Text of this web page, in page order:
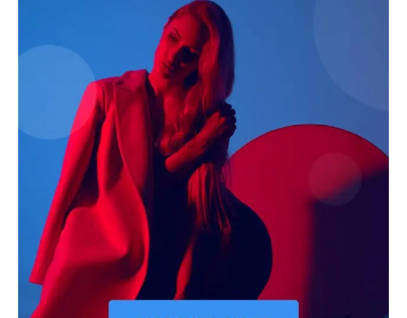
AIN NEWS 1
Contact Us
About Us
Privacy Policy
Terms of Use Agreement
Facebook
X WhatsApp
Share